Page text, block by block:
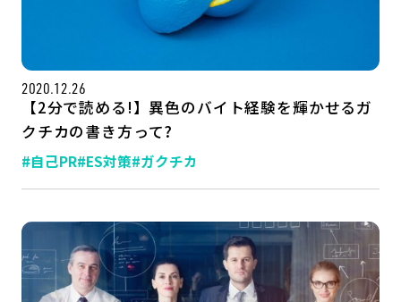
2020.12.26
【2分で読める!】異色のバイト経験を輝かせるガ
クチカの書き方って?
#自己PR#ES対策#ガクチカ